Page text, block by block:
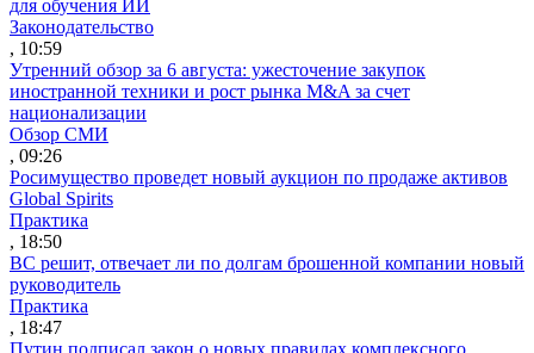
для обучения ИИ
Законодательство
, 10:59
Утренний обзор за 6 августа: ужесточение закупок
иностранной техники и рост рынка M&A за счет
национализации
Обзор СМИ
, 09:26
Росимущество проведет новый аукцион по продаже активов
Global Spirits
Практика
, 18:50
ВС решит, отвечает ли по долгам брошенной компании новый
руководитель
Практика
, 18:47
Путин подписал закон о новых правилах комплексного